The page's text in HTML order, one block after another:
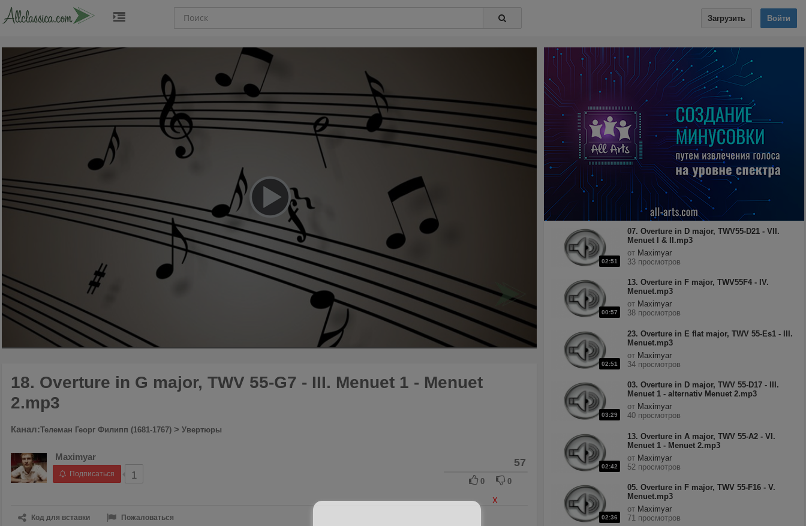
Загрузить Войти
02:51
07. Overture in D major, TWV55-D21 - VII.
Menuet I & II.mp3
от Maximyar
33 просмотров
00:57
13. Overture in F major, TWV55F4 - IV.
Menuet.mp3
от Maximyar
38 просмотров
02:51
23. Overture in E flat major, TWV 55-Es1 - III.
Menuet.mp3
от Maximyar
34 просмотров
03:29
03. Overture in D major, TWV 55-D17 - III.
Menuet 1 - alternativ Menuet 2.mp3
от Maximyar
40 просмотров
02:42
13. Overture in A major, TWV 55-A2 - VI.
Menuet 1 - Menuet 2.mp3
от Maximyar
52 просмотров
02:36
05. Overture in F major, TWV 55-F16 - V.
Menuet.mp3
от Maximyar
71 просмотров
18. Overture in G major, TWV 55-G7 - III. Menuet 1 - Menuet
2.mp3
Канал:Телеман Георг Филипп (1681-1767) >Увертюры
Maximyar
Подписаться 1
57
0 0
Код для вставки Пожаловаться
X